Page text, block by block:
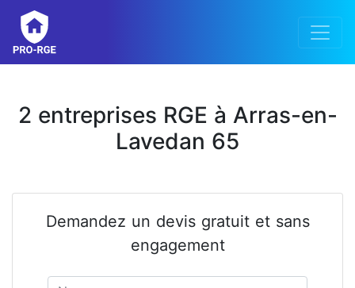
2 entreprises RGE à Arras-en-
Lavedan 65
Demandez un devis gratuit et sans
engagement